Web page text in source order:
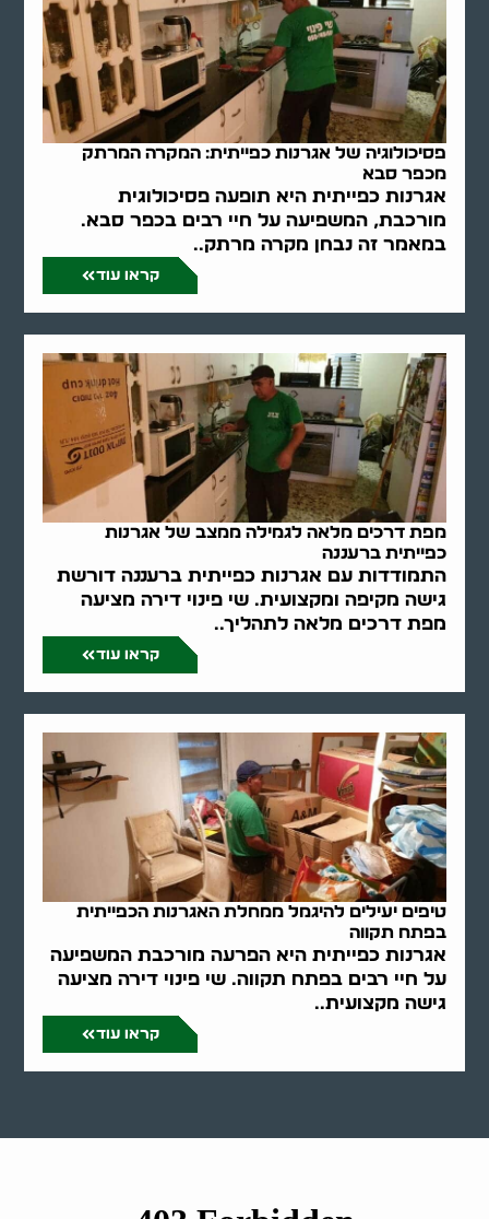
פסיכולוגיה של אגרנות כפייתית: המקרה המרתק
מכפר סבא
אגרנות כפייתית היא תופעה פסיכולוגית
מורכבת, המשפיעה על חיי רבים בכפר סבא.
במאמר זה נבחן מקרה מרתק..
קראו עוד
מפת דרכים מלאה לגמילה ממצב של אגרנות
כפייתית ברעננה
התמודדות עם אגרנות כפייתית ברעננה דורשת
גישה מקיפה ומקצועית. שי פינוי דירה מציעה
מפת דרכים מלאה לתהליך..
קראו עוד
טיפים יעילים להיגמל ממחלת האגרנות הכפייתית
בפתח תקווה
אגרנות כפייתית היא הפרעה מורכבת המשפיעה
על חיי רבים בפתח תקווה. שי פינוי דירה מציעה
גישה מקצועית..
קראו עוד